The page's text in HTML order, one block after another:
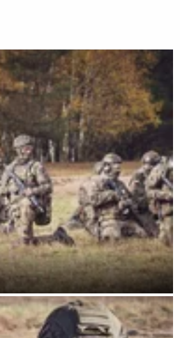
PAŁAC 25 w 12 Wielkopolskiej
PAŁAC 25 w 12 Wielkopolskiej